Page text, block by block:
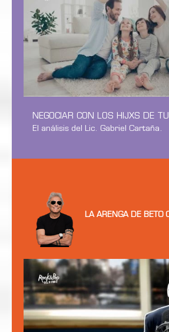
NEGOCIAR CON LOS HIJXS DE
El análisis del Lic. Gabriel Cartaña.
LA ARENGA DE BETO